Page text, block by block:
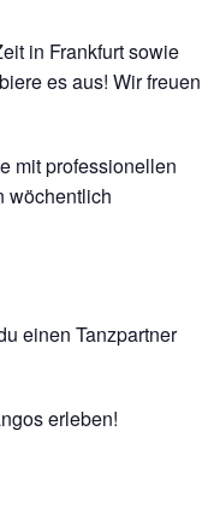
in Frankfurt sowie
es aus! Wir freuen
mit professionellen
wöchentlich
einen Tanzpartner
erleben!